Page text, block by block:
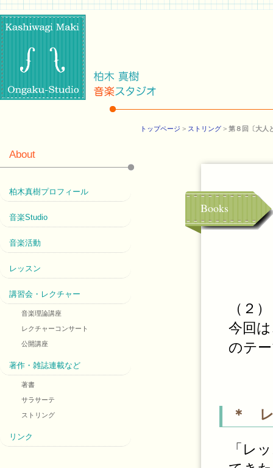
トップページ > ストリング > 第８回〔大人
Books
（２
今回
のテ
＊ レ
「レ
About
柏木真樹プロフィール
音楽Studio
音楽活動
レッスン
講習会・レクチャー
音楽理論講座
レクチャーコンサート
公開講座
著作・雑誌連載など
著書
サラサーテ
ストリング
リンク